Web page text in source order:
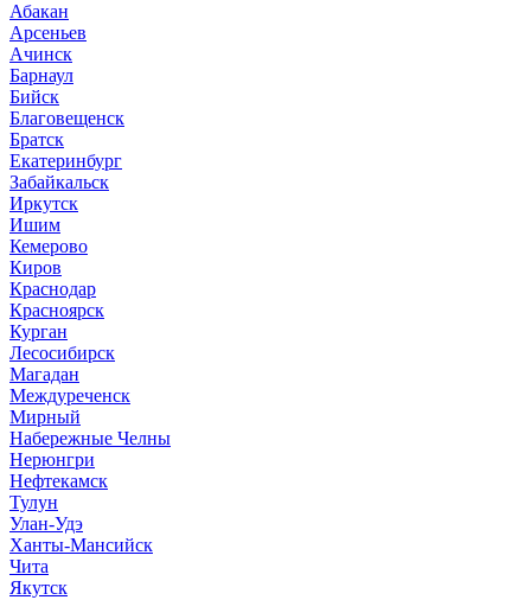
Абакан
Арсеньев
Ачинск
Барнаул
Бийск
Благовещенск
Братск
Екатеринбург
Забайкальск
Иркутск
Ишим
Кемерово
Киров
Краснодар
Красноярск
Курган
Лесосибирск
Магадан
Междуреченск
Мирный
Набережные Челны
Нерюнгри
Нефтекамск
Тулун
Улан-Удэ
Ханты-Мансийск
Чита
Якутск